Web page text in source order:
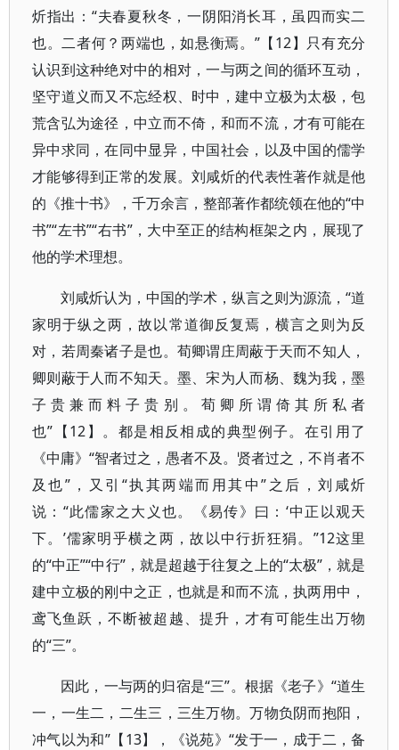
炘指出：“夫春夏秋冬，一阴阳消长耳，虽四而实二
也。二者何？两端也，如悬衡焉。”【12】只有充分
认识到这种绝对中的相对，一与两之间的循环互动，
坚守道义而又不忘经权、时中，建中立极为太极，包
荒含弘为途径，中立而不倚，和而不流，才有可能在
异中求同，在同中显异，中国社会，以及中国的儒学
才能够得到正常的发展。刘咸炘的代表性著作就是他
的《推十书》，千万余言，整部著作都统领在他的“中
书”“左书”“右书”，大中至正的结构框架之内，展现了
他的学术理想。
刘咸炘认为，中国的学术，纵言之则为源流，“道
家明于纵之两，故以常道御反复焉，横言之则为反
对，若周秦诸子是也。荀卿谓庄周蔽于天而不知人，
卿则蔽于人而不知天。墨、宋为人而杨、魏为我，墨
子贵兼而料子贵别。荀卿所谓倚其所私者
也”【12】。都是相反相成的典型例子。在引用了
《中庸》“智者过之，愚者不及。贤者过之，不肖者不
及也”，又引“执其两端而用其中”之后，刘咸炘
说：“此儒家之大义也。《易传》曰：‘中正以观天
下。’儒家明乎横之两，故以中行折狂狷。”12这里
的“中正”“中行”，就是超越于往复之上的“太极”，就是
建中立极的刚中之正，也就是和而不流，执两用中，
鸢飞鱼跃，不断被超越、提升，才有可能生出万物
的“三”。
因此，一与两的归宿是“三”。根据《老子》“道生
一，一生二，二生三，三生万物。万物负阴而抱阳，
冲气以为和”【13】，《说苑》“发于一，成于二，备